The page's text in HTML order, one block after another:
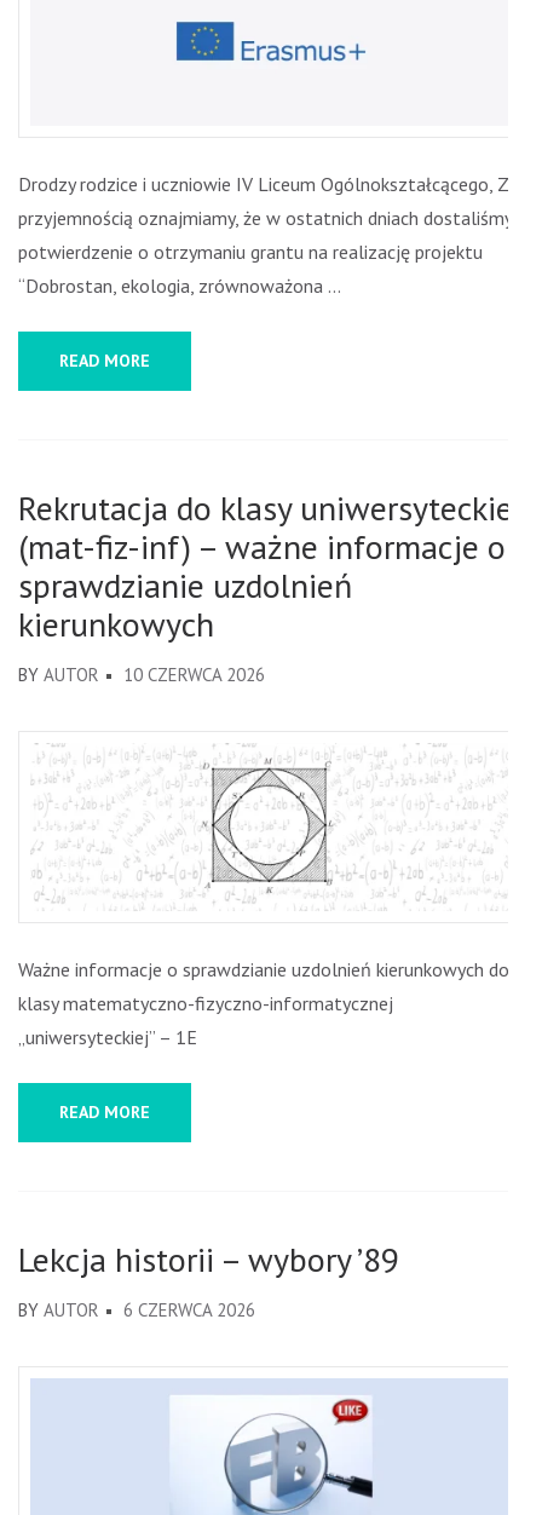
Drodzy rodzice i uczniowie IV Liceum Ogólnokształcącego, Z
przyjemnością oznajmiamy, że w ostatnich dniach dostaliśmy
potwierdzenie o otrzymaniu grantu na realizację projektu
“Dobrostan, ekologia, zrównoważona …
READ MORE
Rekrutacja do klasy uniwersyteckiej
(mat-fiz-inf) – ważne informacje o
sprawdzianie uzdolnień
kierunkowych
BY AUTOR 10 CZERWCA 2026
Ważne informacje o sprawdzianie uzdolnień kierunkowych do
klasy matematyczno-fizyczno-informatycznej
„uniwersyteckiej” – 1E
READ MORE
Lekcja historii – wybory ’89
BY AUTOR 6 CZERWCA 2026